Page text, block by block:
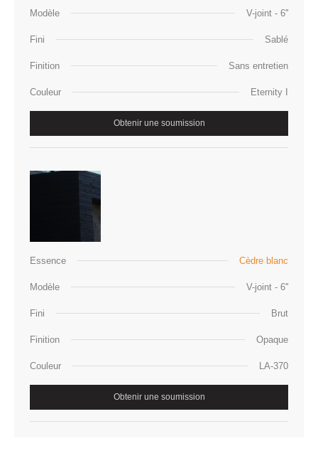
Modèle V-joint - 6''
Fini Sablé
Finition Sans entretien
Couleur Eternity I
Obtenir une soumission
Essence Cèdre blanc
Modèle V-joint - 6''
Fini Brut
Finition Opaque
Couleur LA-370
Obtenir une soumission